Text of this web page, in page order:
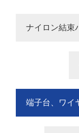
ナイロン結束
端子台、ワイ